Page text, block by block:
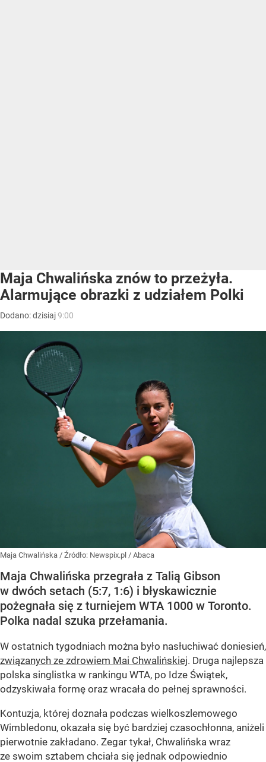
Maja Chwalińska znów to przeżyła.
Alarmujące obrazki z udziałem Polki
Dodano:dzisiaj9:00
Maja Chwalińska / Źródło: Newspix.pl / Abaca
Maja Chwalińska przegrała z Talią Gibson
w dwóch setach (5:7, 1:6) i błyskawicznie
pożegnała się z turniejem WTA 1000 w Toronto.
Polka nadal szuka przełamania.
W ostatnich tygodniach można było nasłuchiwać doniesień,
związanych ze zdrowiem Mai Chwalińskiej. Druga najlepsza
polska singlistka w rankingu WTA, po Idze Świątek,
odzyskiwała formę oraz wracała do pełnej sprawności.
Kontuzja, której doznała podczas wielkoszlemowego
Wimbledonu, okazała się być bardziej czasochłonna, aniżeli
pierwotnie zakładano. Zegar tykał, Chwalińska wraz
ze swoim sztabem chciała się jednak odpowiednio